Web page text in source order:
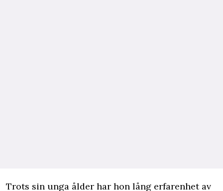
Trots sin unga ålder har hon lång erfarenhet av